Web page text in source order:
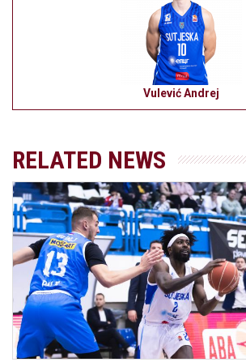
Vulević Andrej
RELATED NEWS